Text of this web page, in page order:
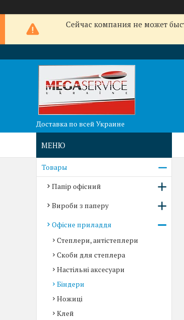
Сейчас компания не может
Доставка по всей Украине
Товары
Папір офісний
Вироби з паперу
Офісне приладдя
Степлери, антістеплери
Скоби для степлера
Настільні аксесуари
Біндери
Ножиці
Клей